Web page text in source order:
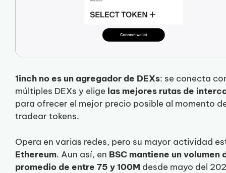
1inch no es un agregador de DEXs: se conecta
múltiples DEXs y elige las mejores rutas de
para ofrecer el mejor precio posible al momento
tradear tokens.
Opera en varias redes, pero su mayor actividad
Ethereum. Aun así, en BSC mantiene un volumen
promedio de entre 75 y 100M desde mayo del